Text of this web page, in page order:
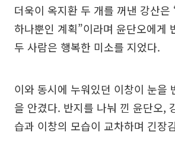
더욱이 옥지환 두 개를 꺼낸 강산은
하나뿐인 계획”이라며 윤단오에게
두 사람은 행복한 미소를 지었다.
이와 동시에 누워있던 이창이 눈을
을 안겼다. 반지를 나눠 낀 윤단오,
습과 이창의 모습이 교차하며 긴장